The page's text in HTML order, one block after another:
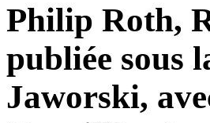
Philip Roth,
publiée sous
Jaworski,